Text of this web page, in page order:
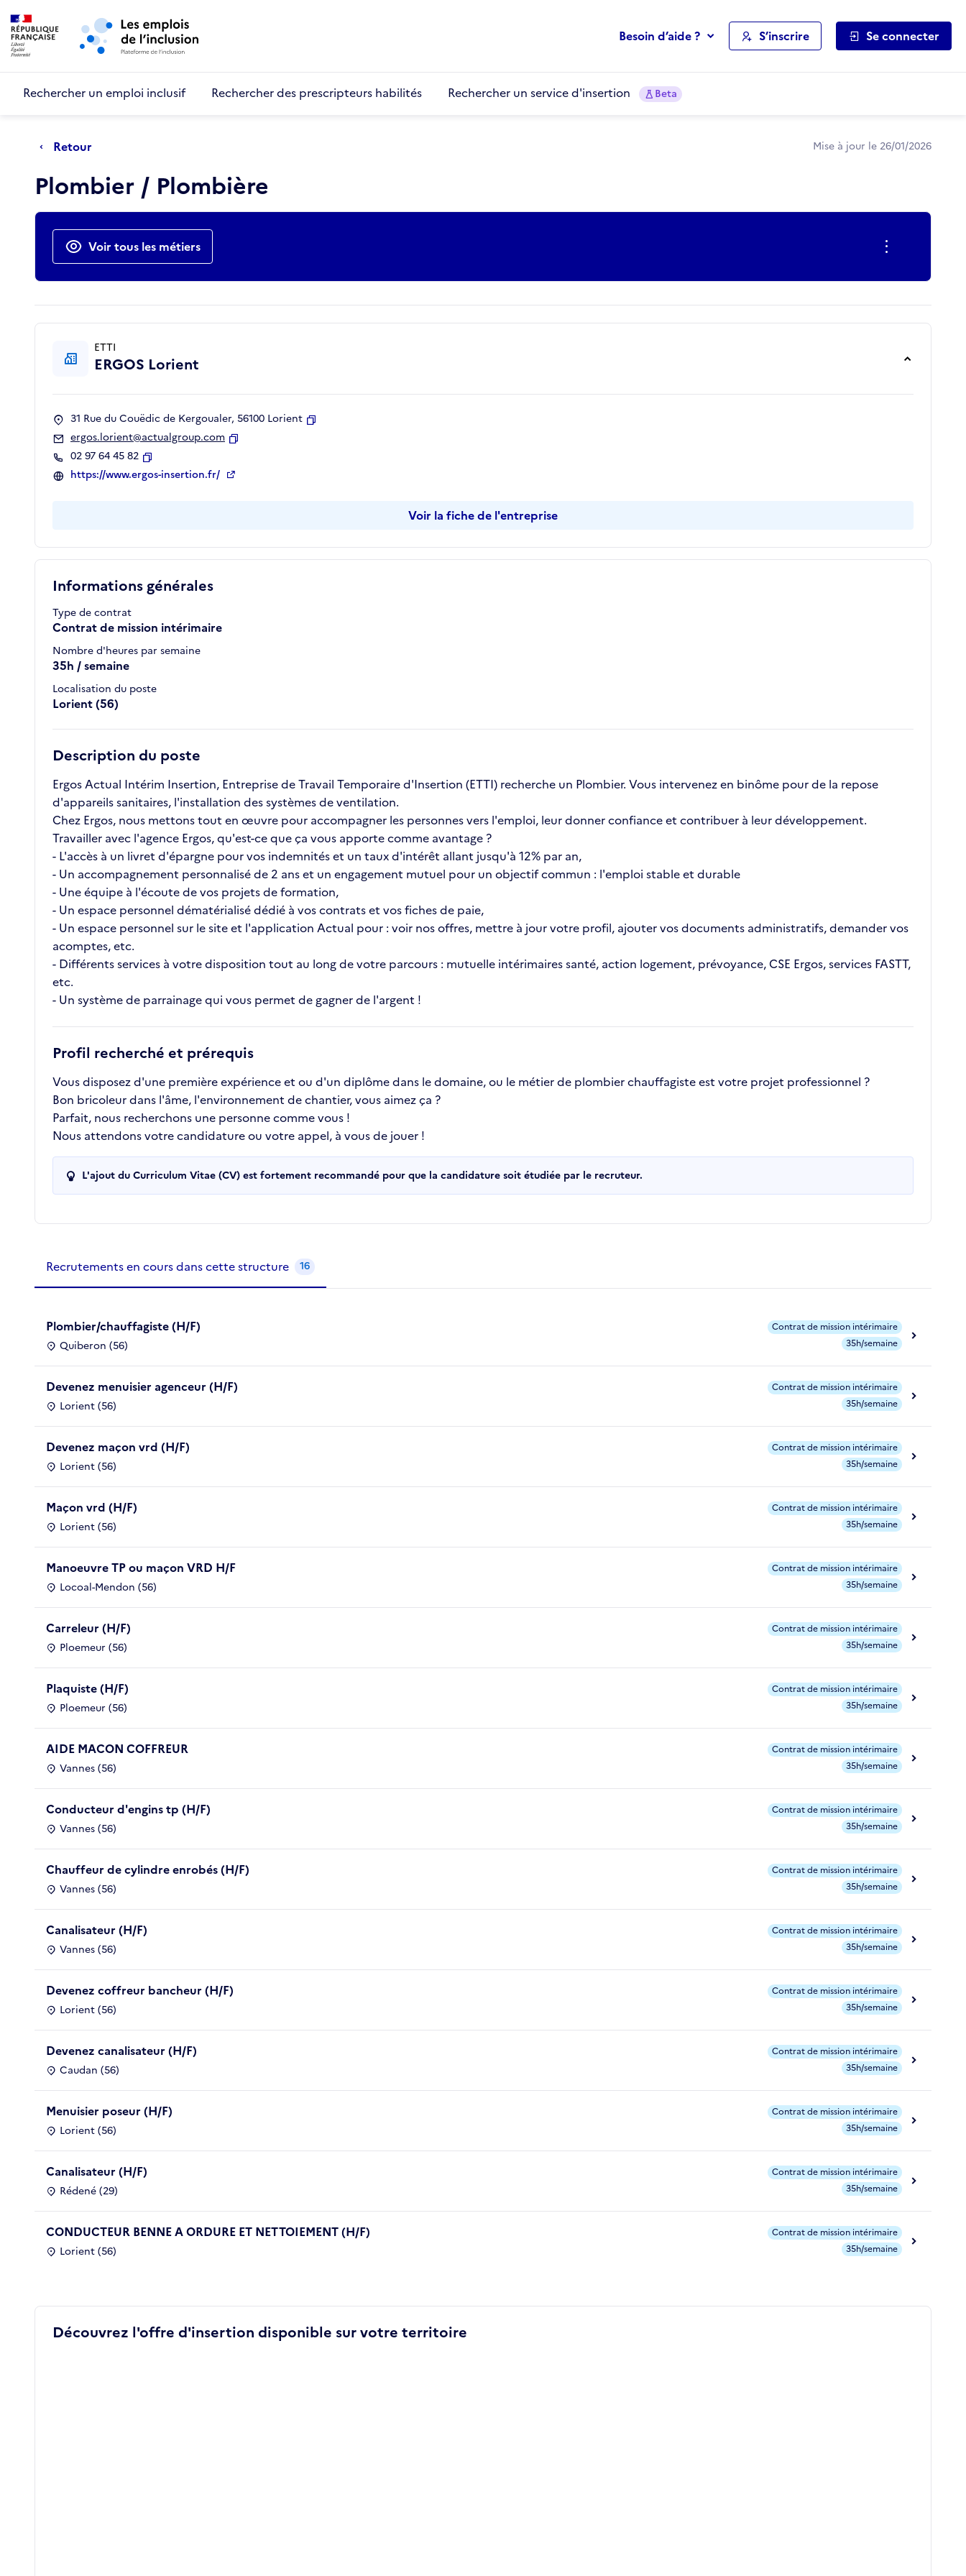
Aller au menu principal
Besoin d’aide ? S’inscrire Se connecter
Rechercher un emploi inclusif Rechercher des prescripteurs habilités Rechercher un service d'insertion Beta
Retour Mise à jour le 26/01/2026
Plombier / Plombière
Actions rapides
Voir tous les métiers
Informations générales
Type de contrat
Contrat de mission intérimaire
Nombre d'heures par semaine
35h / semaine
Localisation du poste
Lorient (56)
Description du poste
Ergos Actual Intérim Insertion, Entreprise de Travail Temporaire d'Insertion (ETTI) recherche un Plombier. Vous intervenez en binôme pour de la repose
d'appareils sanitaires, l'installation des systèmes de ventilation.
Chez Ergos, nous mettons tout en œuvre pour accompagner les personnes vers l'emploi, leur donner confiance et contribuer à leur développement.
Travailler avec l'agence Ergos, qu'est-ce que ça vous apporte comme avantage ?
- L'accès à un livret d'épargne pour vos indemnités et un taux d'intérêt allant jusqu'à 12% par an,
- Un accompagnement personnalisé de 2 ans et un engagement mutuel pour un objectif commun : l'emploi stable et durable
- Une équipe à l'écoute de vos projets de formation,
- Un espace personnel dématérialisé dédié à vos contrats et vos fiches de paie,
- Un espace personnel sur le site et l'application Actual pour : voir nos offres, mettre à jour votre profil, ajouter vos documents administratifs, demander vos
acomptes, etc.
- Différents services à votre disposition tout au long de votre parcours : mutuelle intérimaires santé, action logement, prévoyance, CSE Ergos, services FASTT,
etc.
- Un système de parrainage qui vous permet de gagner de l'argent !
Profil recherché et prérequis
Vous disposez d'une première expérience et ou d'un diplôme dans le domaine, ou le métier de plombier chauffagiste est votre projet professionnel ?
Bon bricoleur dans l'âme, l'environnement de chantier, vous aimez ça ?
Parfait, nous recherchons une personne comme vous !
Nous attendons votre candidature ou votre appel, à vous de jouer !
L'ajout du Curriculum Vitae (CV) est fortement recommandé pour que la candidature soit étudiée par le recruteur.
ETTI
ERGOS Lorient
31 Rue du Couëdic de Kergoualer, 56100 Lorient
ergos.lorient@actualgroup.com
02 97 64 45 82
Copier
https://www.ergos-insertion.fr/
Voir la fiche de l'entreprise
Recrutements de la structure
Recrutements en cours dans cette structure 16
Plombier/chauffagiste (H/F)
Quiberon (56)
Contrat de mission intérimaire
35h/semaine
Devenez menuisier agenceur (H/F)
Lorient (56)
Contrat de mission intérimaire
35h/semaine
Devenez maçon vrd (H/F)
Lorient (56)
Contrat de mission intérimaire
35h/semaine
Maçon vrd (H/F)
Lorient (56)
Contrat de mission intérimaire
35h/semaine
Manoeuvre TP ou maçon VRD H/F
Locoal-Mendon (56)
Contrat de mission intérimaire
35h/semaine
Carreleur (H/F)
Ploemeur (56)
Contrat de mission intérimaire
35h/semaine
Plaquiste (H/F)
Ploemeur (56)
Contrat de mission intérimaire
35h/semaine
AIDE MACON COFFREUR
Vannes (56)
Contrat de mission intérimaire
35h/semaine
Conducteur d'engins tp (H/F)
Vannes (56)
Contrat de mission intérimaire
35h/semaine
Chauffeur de cylindre enrobés (H/F)
Vannes (56)
Contrat de mission intérimaire
35h/semaine
Canalisateur (H/F)
Vannes (56)
Contrat de mission intérimaire
35h/semaine
Devenez coffreur bancheur (H/F)
Lorient (56)
Contrat de mission intérimaire
35h/semaine
Devenez canalisateur (H/F)
Caudan (56)
Contrat de mission intérimaire
35h/semaine
Menuisier poseur (H/F)
Lorient (56)
Contrat de mission intérimaire
35h/semaine
Canalisateur (H/F)
Rédené (29)
Contrat de mission intérimaire
35h/semaine
CONDUCTEUR BENNE A ORDURE ET NETTOIEMENT (H/F)
Lorient (56)
Contrat de mission intérimaire
35h/semaine
Découvrez l'offre d'insertion disponible sur votre territoire